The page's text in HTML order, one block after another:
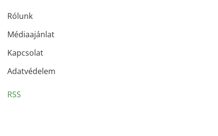
Rólunk
Médiaajánlat
Kapcsolat
Adatvédelem
RSS